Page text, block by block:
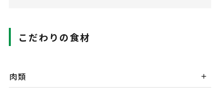
こだわりの食材
肉類